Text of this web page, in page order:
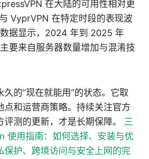
在大陆的可用性相对更
VyprVPN 在特定时段的表现波
据显示，2024 年到 2025 年
要来自服务器数量增加与混淆技
久的“现在就能用”的状态。它取
点和运营商策略。持续关注官方
评测的更新，才是长期保障。 三
使用指南：如何选择、安装与优
保护、跨境访问与安全上网的完